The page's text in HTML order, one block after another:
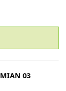
03